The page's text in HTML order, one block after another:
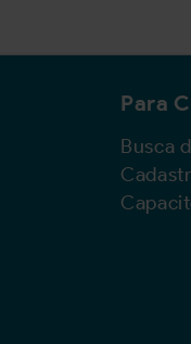
Para
Busca